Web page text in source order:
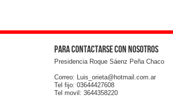
Para contactarse con nosotros
Presidencia Roque Sáenz Peña Chaco
Correo: Luis_orieta@hotmail.com.ar
Tel fijo: 03644427608
Tel movil: 3644358220